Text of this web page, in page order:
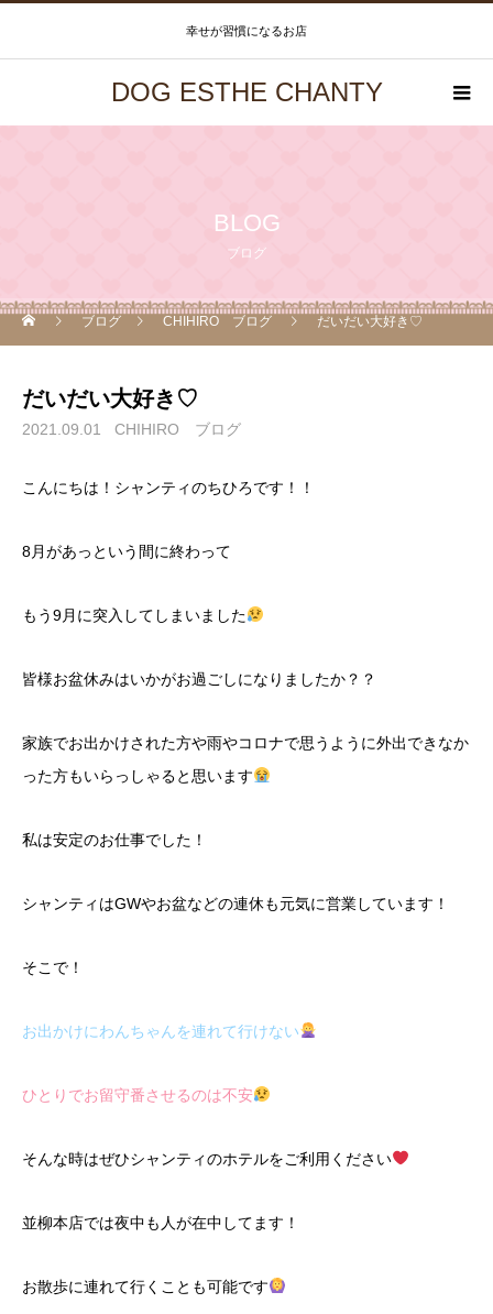
幸せが習慣になるお店
DOG ESTHE CHANTY
BLOG
ブログ
ブログ CHIHIRO ブログ だいだい大好き♡
だいだい大好き♡
2021.09.01 CHIHIRO ブログ
こんにちは！シャンティのちひろです！！
8月があっという間に終わって
もう9月に突入してしまいました
皆様お盆休みはいかがお過ごしになりましたか？？
家族でお出かけされた方や雨やコロナで思うように外出できなか
った方もいらっしゃると思います
私は安定のお仕事でした！
シャンティはGWやお盆などの連休も元気に営業しています！
そこで！
お出かけにわんちゃんを連れて行けない
ひとりでお留守番させるのは不安
そんな時はぜひシャンティのホテルをご利用ください
並柳本店では夜中も人が在中してます！
お散歩に連れて行くことも可能です